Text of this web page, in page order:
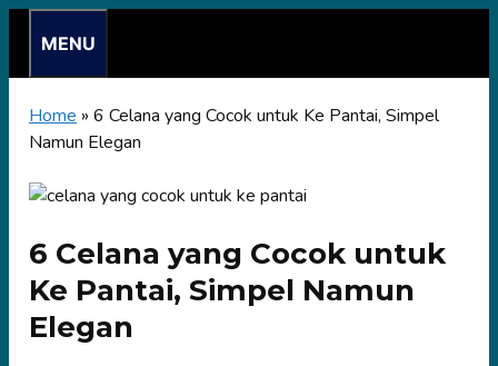
content
MENU
Home » 6 Celana yang Cocok untuk Ke Pantai, Simpel
Namun Elegan
6 Celana yang Cocok untuk
Ke Pantai, Simpel Namun
Elegan